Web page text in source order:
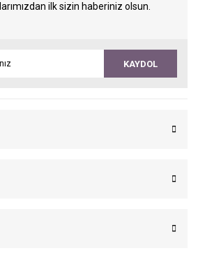
ilk sizin haberiniz olsun.
KAYDOL